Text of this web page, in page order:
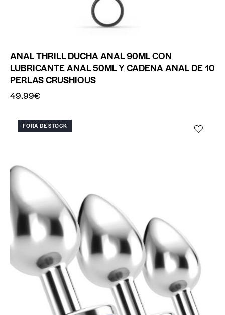
ANAL THRILL DUCHA ANAL 90ML CON
LUBRICANTE ANAL 50ML Y CADENA ANAL DE 10
PERLAS CRUSHIOUS
49.99€
FORA DE STOCK